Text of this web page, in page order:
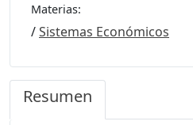
Materias:
/Sistemas Económicos
Resumen